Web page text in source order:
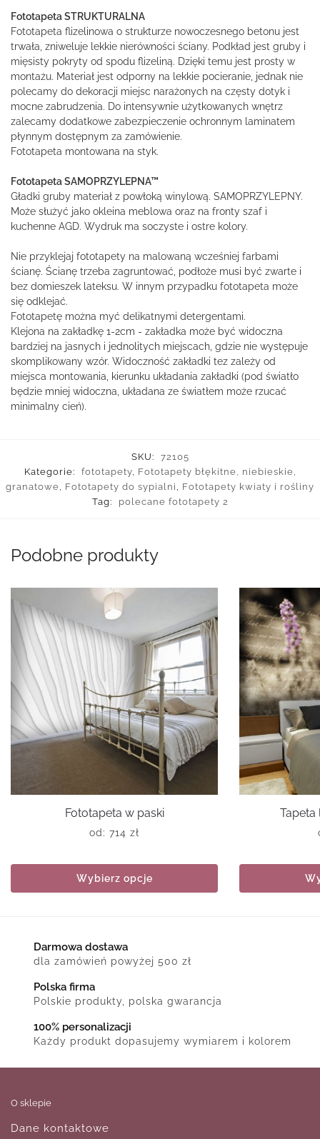
Fototapeta STRUKTURALNA
Fototapeta flizelinowa o strukturze nowoczesnego betonu jest
trwała, zniweluje lekkie nierówności ściany. Podkład jest gruby i
mięsisty pokryty od spodu flizeliną. Dzięki temu jest prosty w
montażu. Materiał jest odporny na lekkie pocieranie, jednak nie
polecamy do dekoracji miejsc narażonych na częsty dotyk i
mocne zabrudzenia. Do intensywnie użytkowanych wnętrz
zalecamy dodatkowe zabezpieczenie ochronnym laminatem
płynnym dostępnym za zamówienie.
Fototapeta montowana na styk.
Fototapeta SAMOPRZYLEPNA™
Gładki gruby materiał z powłoką winylową. SAMOPRZYLEPNY.
Może służyć jako okleina meblowa oraz na fronty szaf i
kuchenne AGD. Wydruk ma soczyste i ostre kolory.
Nie przyklejaj fototapety na malowaną wcześniej farbami
ścianę. Ścianę trzeba zagruntować, podłoże musi być zwarte i
bez domieszek lateksu. W innym przypadku fototapeta może
się odklejać.
Fototapetę można myć delikatnymi detergentami.
Klejona na zakładkę 1-2cm - zakładka może być widoczna
bardziej na jasnych i jednolitych miejscach, gdzie nie występuje
skomplikowany wzór. Widoczność zakładki tez zależy od
miejsca montowania, kierunku układania zakładki (pod światło
będzie mniej widoczna, układana ze światłem może rzucać
minimalny cień).
SKU:
72105
Kategorie:
fototapety, Fototapety błękitne, niebieskie,
granatowe, Fototapety do sypialni , Fototapety kwiaty i rośliny
Tag:
polecane fototapety 2
Podobne produkty
Fototapeta w paski
od: 714 zł
Wybierz opcje
Tapeta
Darmowa dostawa
dla zamówień powyżej 500 zł
Polska firma
Polskie produkty, polska gwarancja
100% personalizacji
Każdy produkt dopasujemy wymiarem i kolorem
O sklepie
Dane kontaktowe